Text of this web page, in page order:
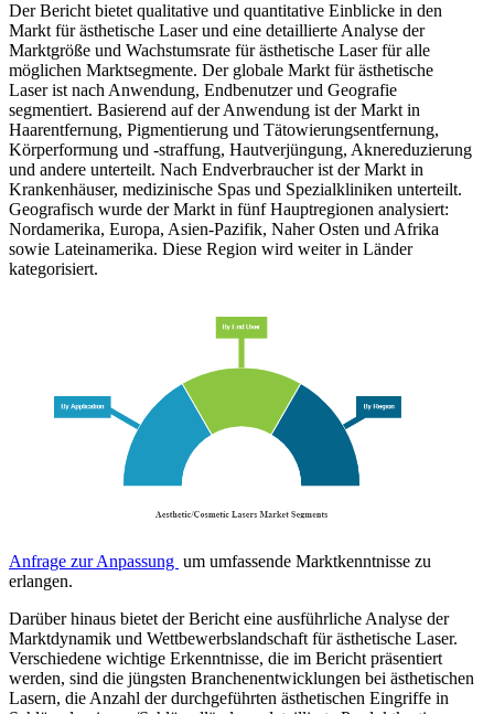
Der Bericht bietet qualitative und quantitative Einblicke in den
Markt für ästhetische Laser und eine detaillierte Analyse der
Marktgröße und Wachstumsrate für ästhetische Laser für alle
möglichen Marktsegmente. Der globale Markt für ästhetische
Laser ist nach Anwendung, Endbenutzer und Geografie
segmentiert. Basierend auf der Anwendung ist der Markt in
Haarentfernung, Pigmentierung und Tätowierungsentfernung,
Körperformung und -straffung, Hautverjüngung, Aknereduzierung
und andere unterteilt. Nach Endverbraucher ist der Markt in
Krankenhäuser, medizinische Spas und Spezialkliniken unterteilt.
Geografisch wurde der Markt in fünf Hauptregionen analysiert:
Nordamerika, Europa, Asien-Pazifik, Naher Osten und Afrika
sowie Lateinamerika. Diese Region wird weiter in Länder
kategorisiert.
Anfrage zur Anpassung um umfassende Marktkenntnisse zu
erlangen.
Darüber hinaus bietet der Bericht eine ausführliche Analyse der
Marktdynamik und Wettbewerbslandschaft für ästhetische Laser.
Verschiedene wichtige Erkenntnisse, die im Bericht präsentiert
werden, sind die jüngsten Branchenentwicklungen bei ästhetischen
Lasern, die Anzahl der durchgeführten ästhetischen Eingriffe in